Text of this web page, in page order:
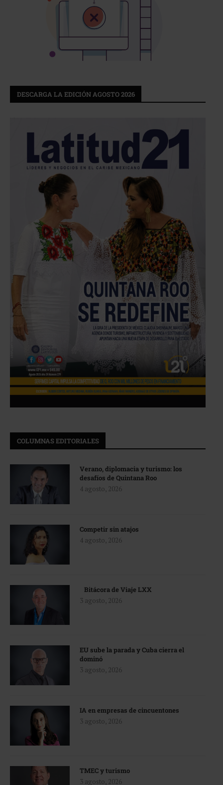
DESCARGA LA EDICIÓN AGOSTO 2026
COLUMNAS EDITORIALES
Verano, diplomacia y turismo: los
desafíos de Quintana Roo
4 agosto, 2026
Competir sin atajos
4 agosto, 2026
Bitácora de Viaje LXX
3 agosto, 2026
EU sube la parada y Cuba cierra el
dominó
3 agosto, 2026
IA en empresas de cincuentones
3 agosto, 2026
TMEC y turismo
3 agosto, 2026